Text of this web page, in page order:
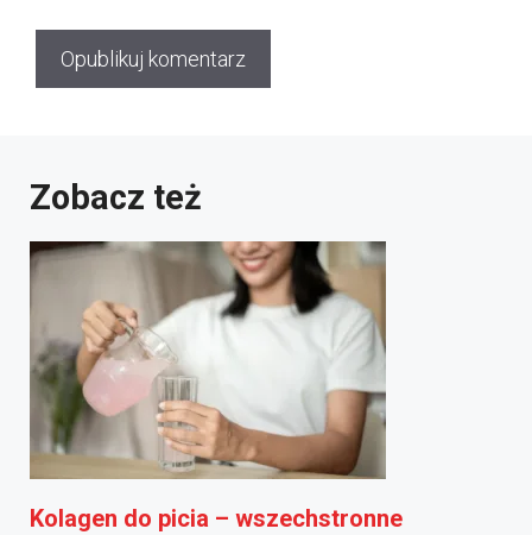
Zobacz też
Kolagen do picia – wszechstronne